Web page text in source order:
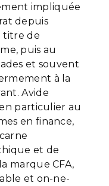
impliquée
depuis
titre de
puis au
et souvent
à la
Avide
particulier au
en finance,
et de
marque CFA,
et on-ne-